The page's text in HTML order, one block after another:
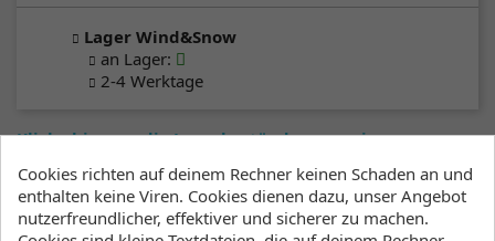
Lager Wind&Snow
an Lager:
2-4 Werktage
Klicke hier um die Lagerbestände anzuzeigen
Beschreibung
Artikeldetails
Cookies richten auf deinem Rechner keinen Schaden an und
enthalten keine Viren. Cookies dienen dazu, unser Angebot
nutzerfreundlicher, effektiver und sicherer zu machen.